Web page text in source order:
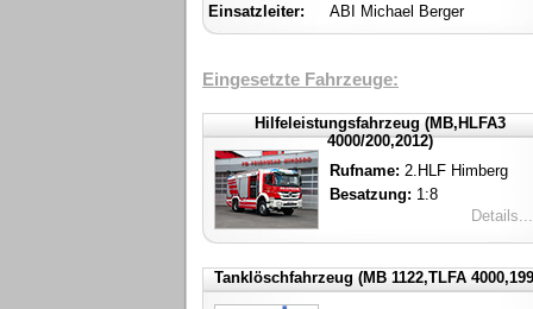
Einsatzleiter:
ABI Michael Berger
Eingesetzte Fahrzeuge:
Hilfeleistungsfahrzeug (MB,HLFA3
4000/200,2012)
Rufname: 2.HLF Himberg
Besatzung: 1:8
Details...
Tanklöschfahrzeug (MB 1122,TLFA